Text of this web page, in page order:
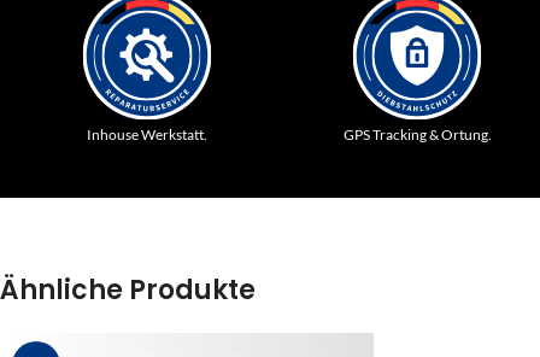
Inhouse Werkstatt. GPS Tracking & Ortung.
Ähnliche Produkte